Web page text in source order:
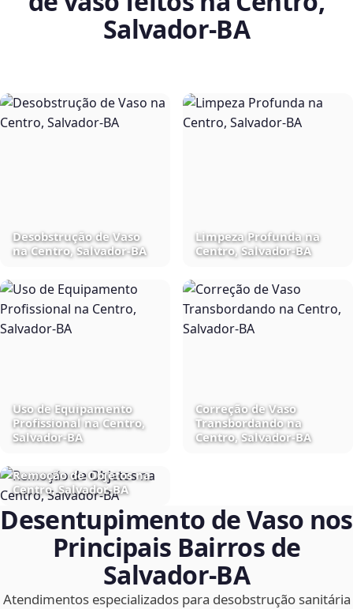
Salvador‑BA
Desobstrução de Vaso
na Centro, Salvador‑BA
Limpeza Profunda na
Centro, Salvador‑BA
Uso de Equipamento
Profissional na Centro,
Salvador‑BA
Correção de Vaso
Transbordando na
Centro, Salvador‑BA
Remoção de Objetos na
Centro, Salvador‑BA
Desentupimento de Vaso nos
Principais Bairros de
Salvador‑BA
Atendimentos especializados para desobstrução sanitária